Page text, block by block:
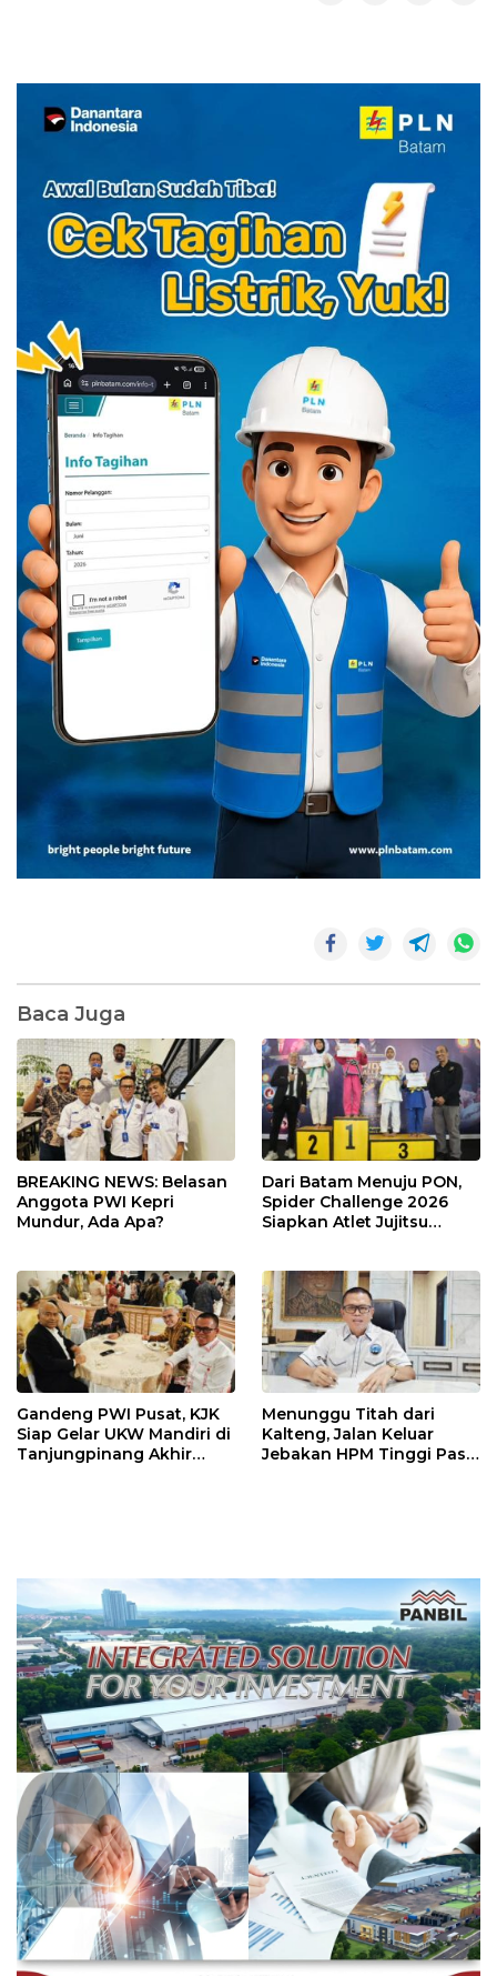
Baca Juga
BREAKING NEWS: Belasan
Anggota PWI Kepri
Mundur, Ada Apa?
Dari Batam Menuju PON,
Spider Challenge 2026
Siapkan Atlet Jujitsu
Gandeng PWI Pusat, KJK
Siap Gelar UKW Mandiri di
Tanjungpinang Akhir
Menunggu Titah dari
Kalteng, Jalan Keluar
Jebakan HPM Tinggi Pasir